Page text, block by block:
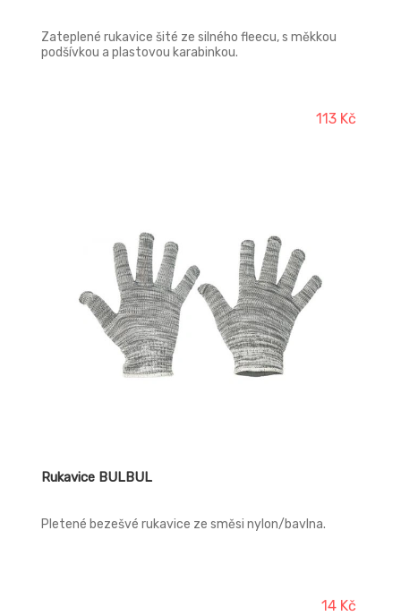
Zateplené rukavice šité ze silného fleecu, s měkkou
podšívkou a plastovou karabinkou.
113 Kč
Rukavice BULBUL
Pletené bezešvé rukavice ze směsi nylon/bavlna.
14 Kč